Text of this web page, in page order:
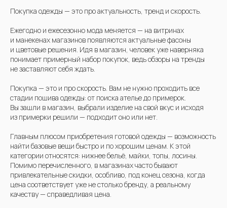
Покупка одежды — это про актуальность, тренд и скорость.
Ежегодно и ежесезонно мода меняется — на витринах
и манекенах магазинов появляются актуальные фасоны
и цветовые решения. Идя в магазин, человек уже наверняка
понимает примерный набор покупок, ведь обзоры на тренды
не заставляют себя ждать.
Покупка — это и про скорость. Вам не нужно проходить все
стадии пошива одежды: от поиска ателье до примерок.
Вы зашли в магазин, выбрали изделие на свой вкус и исходя
из примерки решили — подходит оно или нет.
Главным плюсом приобретения готовой одежды — возможность
найти базовые вещи быстро и по хорошим ценам. К этой
категории относятся: нижнее бельё, майки, топы, лосины.
Помимо перечисленного, в магазинах часто бывают
привлекательные скидки, особливо, под конец сезона, когда
цена соответствует уже не столько бренду, а реальному
качеству — справедливая цена.